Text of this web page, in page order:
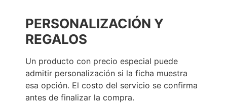
PERSONALIZACIÓN Y
REGALOS
Un producto con precio especial puede
admitir personalización si la ficha muestra
esa opción. El costo del servicio se confirma
antes de finalizar la compra.